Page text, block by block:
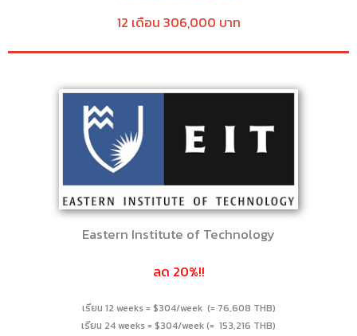
12 เดือน 306,000 บาท
Eastern Institute of Technology
ลด 20%!!
เรียน 12 weeks = $304/week (= 76,608 THB)
เรียน 24 weeks = $304/week (= 153,216 THB)